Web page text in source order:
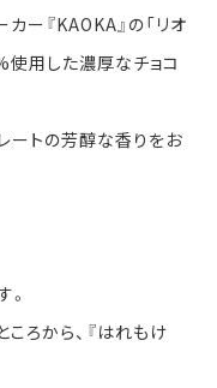
ー『KAOKA』の「リオ
使用した濃厚なチョコ
ートの芳醇な香りをお
。
ろから、『はれもけ